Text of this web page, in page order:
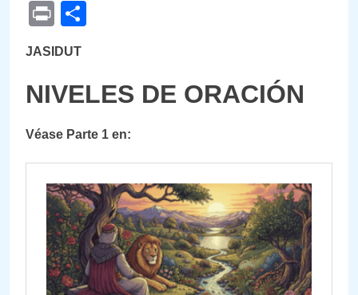
Print
JASIDUT
NIVELES DE ORACIÓN
Véase Parte 1 en: